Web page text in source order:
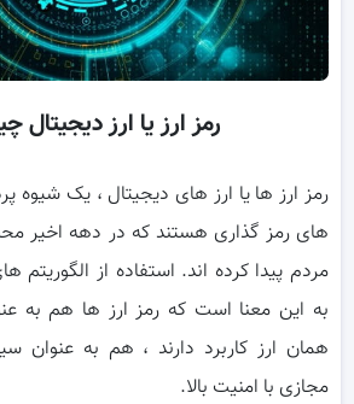
رمز ارز یا ارز
رمز ارز ها یا ارز های دیجیتال ، یک شیوه
های رمز گذاری هستند که در دهه اخیر
مردم پیدا کرده اند. استفاده از الگوریتم
به این معنا است که رمز ارز ها هم به
همان ارز کاربرد دارند ، هم به عنوان
مجازی با امنیت بالا.